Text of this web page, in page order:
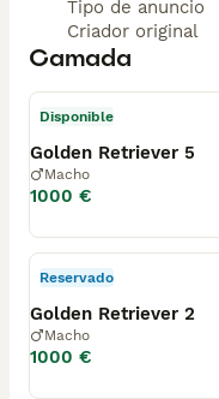
Tipo de anuncio
Criador original
Camada
Disponible
Golden Retriever 5
Macho
1000 €
Reservado
Golden Retriever 2
Macho
1000 €